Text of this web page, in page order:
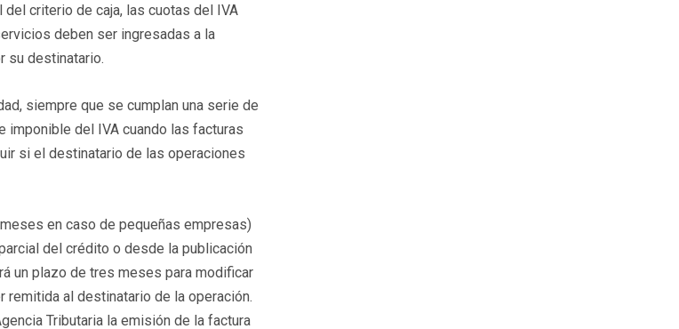
criterio de caja, las cuotas del IVA
deben ser ingresadas a la
su destinatario.
siempre que se cumplan una serie de
del IVA cuando las facturas
si el destinatario de las operaciones
en caso de pequeñas empresas)
del crédito o desde la publicación
un plazo de tres meses para modificar
al destinatario de la operación.
Tributaria la emisión de la factura